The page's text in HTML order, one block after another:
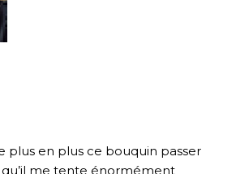
plus en plus ce bouquin passer
qu’il me tente énormément